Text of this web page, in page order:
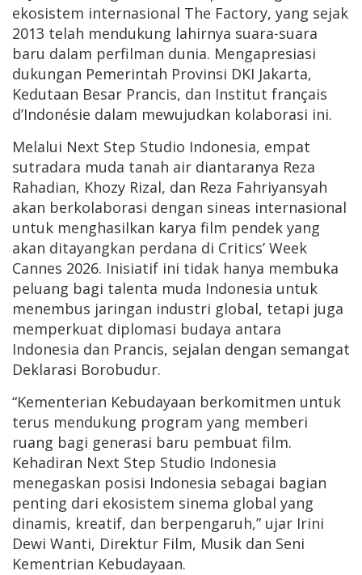
ekosistem internasional The Factory, yang sejak
2013 telah mendukung lahirnya suara-suara
baru dalam perfilman dunia. Mengapresiasi
dukungan Pemerintah Provinsi DKI Jakarta,
Kedutaan Besar Prancis, dan Institut français
d’Indonésie dalam mewujudkan kolaborasi ini.
Melalui Next Step Studio Indonesia, empat
sutradara muda tanah air diantaranya Reza
Rahadian, Khozy Rizal, dan Reza Fahriyansyah
akan berkolaborasi dengan sineas internasional
untuk menghasilkan karya film pendek yang
akan ditayangkan perdana di Critics’ Week
Cannes 2026. Inisiatif ini tidak hanya membuka
peluang bagi talenta muda Indonesia untuk
menembus jaringan industri global, tetapi juga
memperkuat diplomasi budaya antara
Indonesia dan Prancis, sejalan dengan semangat
Deklarasi Borobudur.
“Kementerian Kebudayaan berkomitmen untuk
terus mendukung program yang memberi
ruang bagi generasi baru pembuat film.
Kehadiran Next Step Studio Indonesia
menegaskan posisi Indonesia sebagai bagian
penting dari ekosistem sinema global yang
dinamis, kreatif, dan berpengaruh,” ujar Irini
Dewi Wanti, Direktur Film, Musik dan Seni
Kementrian Kebudayaan.